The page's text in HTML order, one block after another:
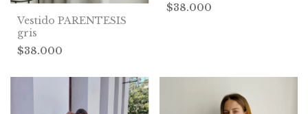
Vestido PARENTESIS
gris
$38.000
$38.000